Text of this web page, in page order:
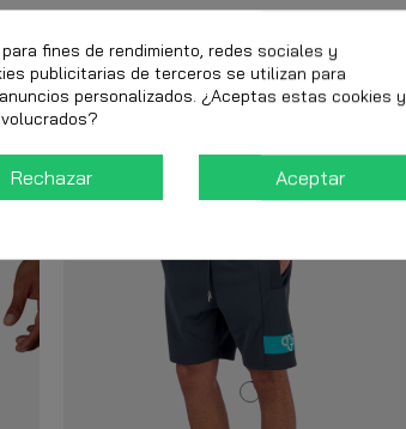
fines de rendimiento, redes sociales y
publicitarias de terceros se utilizan para
personalizados. ¿Aceptas estas cookies y
Rechazar Aceptar